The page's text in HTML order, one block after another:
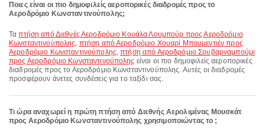
Ποιες είναι οι πιο δημοφιλείς αεροπορικές διαδρομές προς το
Αεροδρόμιο Κωνσταντινούπολης;
Ταπτήση από Διεθνές Αεροδρόμιο Κουάλα Λουμπούρ προς Αεροδρόμιο
Κωνσταντινούπολης, πτήση από Αεροδρόμιο Χουαρί Μπουμεντιέν προς
Αεροδρόμιο Κωνσταντινούπολης,πτήση από Αεροδρόμιο Σουβαρναμπούμι
προς Αεροδρόμιο Κωνσταντινούπολης είναι οι πιο δημοφιλείς αεροπορικές
διαδρομές προς το Αεροδρόμιο Κωνσταντινούπολης. Αυτές οι διαδρομές
προσφέρουν άνετες συνδέσεις για το ταξίδι σας.
Τι ώρα αναχωρεί η πρώτη πτήση από Διεθνής Αερολιμένας Μουσκάτ
προς Αεροδρόμιο Κωνσταντινούπολης χρησιμοποιώντας το ;